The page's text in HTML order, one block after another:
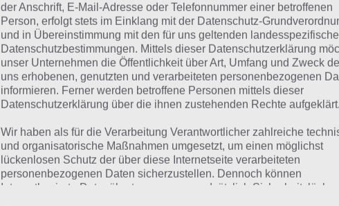
9.6.2018 lautet:
ÖL
Zur Übersicht der4 Bilder 1 Wort Lösungen zu Philippinen
der Anschrift, E-Mail-Adresse oder Telefonnummer einer betroffenen
Person, erfolgt stets im Einklang mit der Datenschutz-
und in Übereinstimmung mit den für uns geltenden
Datenschutzbestimmungen. Mittels dieser Datenschutzerklärung
unser Unternehmen die Öffentlichkeit über Art, Umfang und Zweck
uns erhobenen, genutzten und verarbeiteten personenbezogenen
informieren. Ferner werden betroffene Personen mittels dieser
Datenschutzerklärung über die ihnen zustehenden Rechte aufgeklärt.
Wir haben als für die Verarbeitung Verantwortlicher zahlreiche
und organisatorische Maßnahmen umgesetzt, um einen möglichst
lückenlosen Schutz der über diese Internetseite verarbeiteten
personenbezogenen Daten sicherzustellen. Dennoch können
Internetbasierte Datenübertragungen grundsätzlich Sicherheitslücken